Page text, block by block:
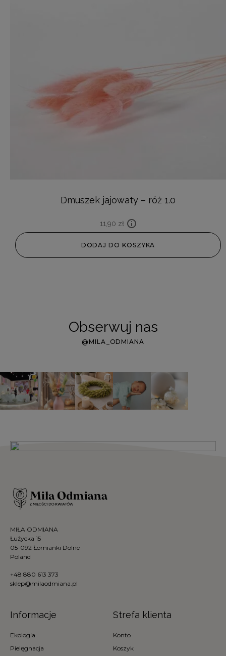
Dmuszek jajowaty – róż 1.0
11,90 zł
DODAJ DO KOSZYKA
Obserwuj nas
@MILA_ODMIANA
MIŁA ODMIANA
Łużycka 15
05-092 Łomianki Dolne
Poland
+48 880 613 373
sklep@milaodmiana.pl
Informacje
Ekologia
Pielęgnacja
Strefa klienta
Konto
Koszyk